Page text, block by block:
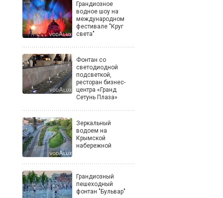
Грандиозное
водное шоу на
международном
фестивале "Круг
света"
Фонтан со
светодиодной
подсветкой,
ресторан бизнес-
центра «Гранд
Сетунь Плаза»
Зеркальный
водоем на
Крымской
набережной
Грандиозный
пешеходный
фонтан "Бульвар"